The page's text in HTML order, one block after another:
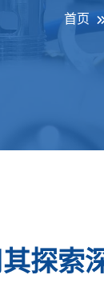
首页
探索